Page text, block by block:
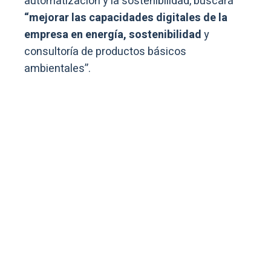
“mejorar las capacidades digitales de la
empresa en energía, sostenibilidady
consultoría de productos básicos
ambientales”.